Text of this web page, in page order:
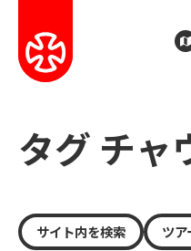
タグ チャ
サイト内を検索 ツア